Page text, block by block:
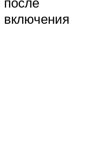
включения